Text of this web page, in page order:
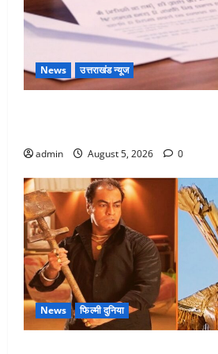
News उत्तराखंड न्यूज
admin August 5, 2026 0
News फिल्मी दुनिया